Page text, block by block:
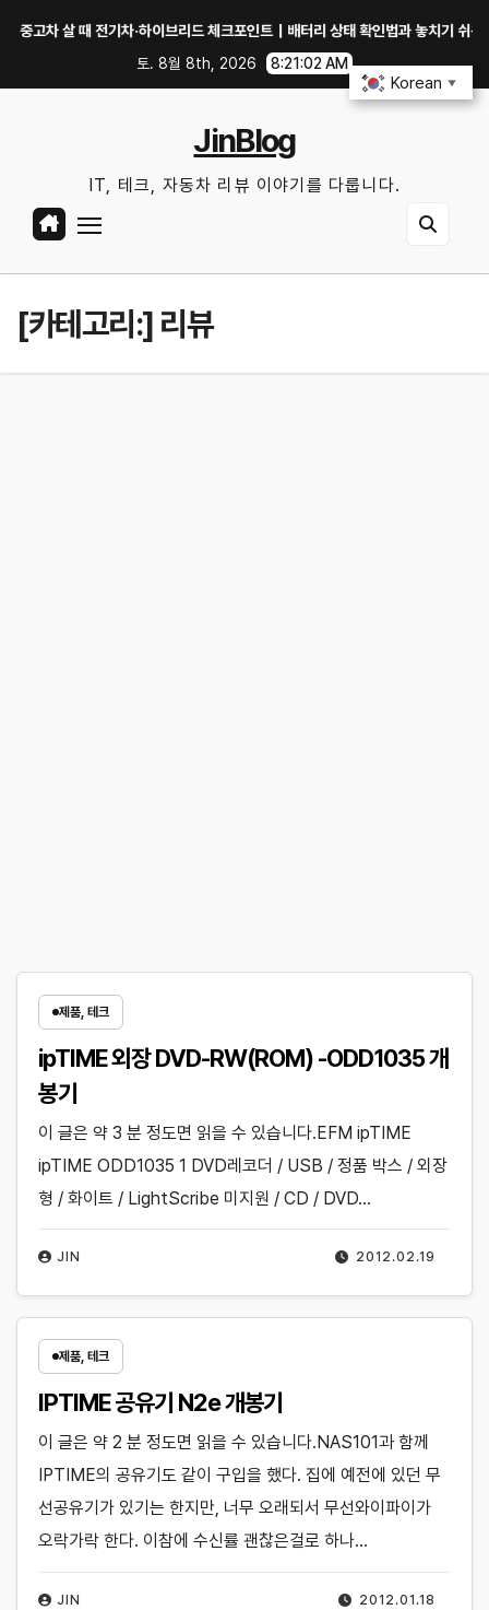
살 때 전기차·하이브리드 체크포인트｜배터리 상태 확인법과 놓치기 쉬운 위험 신
토. 8월 8th, 2026
8:21:02 AM
JinBlog
IT, 테크, 자동차 리뷰 이야기를 다룹니다.
[카테고리:] 리뷰
제품, 테크
ipTIME 외장 DVD-RW(ROM) -ODD1035 개
봉기
2012.02.19
JIN
이 글은 약 3 분 정도면 읽을 수 있습니다.EFM ipTIME
ipTIME ODD1035 1 DVD레코더 / USB / 정품 박스 / 외장
형 / 화이트 / LightScribe 미지원 / CD / DVD…
제품, 테크
IPTIME 공유기 N2e 개봉기
2012.01.18
JIN
이 글은 약 2 분 정도면 읽을 수 있습니다.NAS101과 함께
IPTIME의 공유기도 같이 구입을 했다. 집에 예전에 있던 무
선공유기가 있기는 한지만, 너무 오래되서 무선와이파이가
오락가락 한다. 이참에 수신률 괜찮은걸로 하나…
Korean ▼